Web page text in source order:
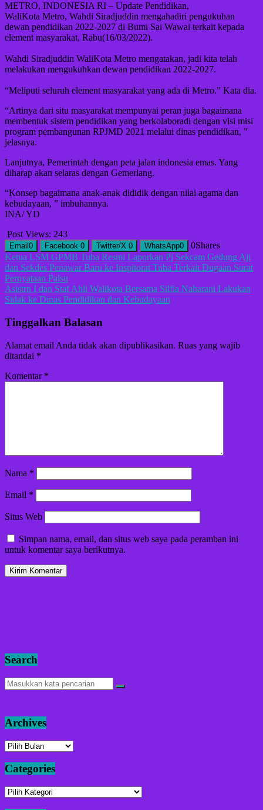
METRO, INDONESIA RI – Update Pendidikan,
WaliKota Metro, Wahdi Siradjuddin mengahadiri pengukuhan
dewan pendidikan 2022-2027 di Bumi Sai Wawai terkait kepada
element masyarakat, Rabu(16/03/2022).
Wahdi Siradjuddin WaliKota Metro mengatakan, jadi kita telah
melakukan mengukuhkan dewan pendidikan 2022-2027.
“Meliputi seluruh element masyarakat yang ada di Metro.” Kata dia.
“Artinya dari situ masyarakat mempunyai peran juga bagaimana
membentuk sistem pendidikan yang berkolaboradi dengan visi misi
program pembangunan RPJMD 2021 melalui dinas pendidikan, ”
jelasnya.
Lanjutnya, Pemerintah dengan peta jalan indonesia emas. Yang
diharap akan selaras dengan Gemerlang.
“Konsep bagaimana anak-anak dididik dengan nilai agama dan
kebudayaan, ” imbuhannya.
INA/ YD
Post Views: 243
Email 0 Facebook 0 Twitter/X 0 WhatsApp0 0Shares
Navigasi
pos
Ketua LSM GPMB Tuba Resmi Laporkan Pj Sekcam Gedung Aji
dan Sekdes Penawar Baru ke Inspitorat Tuba Terkait Dugaan Surat
Pernyataan Palsu
Asistrn I dan Staf Ahli Walikota Bersama Silfia Naharani Lakukan
Sidak ke Dinas Pendidikan dan Kebudayaan
Tinggalkan Balasan
Alamat email Anda tidak akan dipublikasikan. Ruas yang wajib
ditandai *
Komentar *
Nama *
Email *
Situs Web
Simpan nama, email, dan situs web saya pada peramban ini
untuk komentar saya berikutnya.
Search
Archives
Archives
Categories
Categories